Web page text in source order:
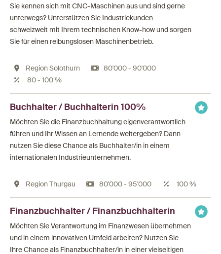
Sie kennen sich mit CNC-Maschinen aus und sind gerne
unterwegs? Unterstützen Sie Industriekunden
schweizweit mit Ihrem technischen Know-how und sorgen
Sie für einen reibungslosen Maschinenbetrieb.
Region Solothurn
80'000 - 90'000
80 - 100 %
Buchhalter / Buchhalterin 100%
Möchten Sie die Finanzbuchhaltung eigenverantwortlich
führen und Ihr Wissen an Lernende weitergeben? Dann
nutzen Sie diese Chance als Buchhalter/in in einem
internationalen Industrieunternehmen.
Region Thurgau 80'000 - 95'000 100 %
Finanzbuchhalter / Finanzbuchhalterin
Möchten Sie Verantwortung im Finanzwesen übernehmen
und in einem innovativen Umfeld arbeiten? Nutzen Sie
Ihre Chance als Finanzbuchhalter/in in einer vielseitigen